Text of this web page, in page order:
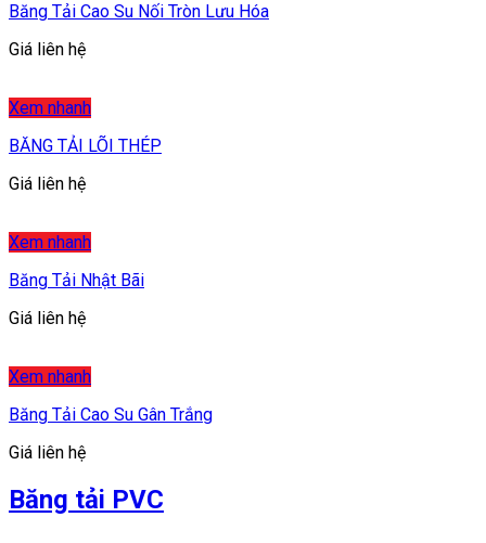
Băng Tải Cao Su Nối Tròn Lưu Hóa
Giá liên hệ
Xem nhanh
BĂNG TẢI LÕI THÉP
Giá liên hệ
Xem nhanh
Băng Tải Nhật Bãi
Giá liên hệ
Xem nhanh
Băng Tải Cao Su Gân Trắng
Giá liên hệ
Băng tải PVC